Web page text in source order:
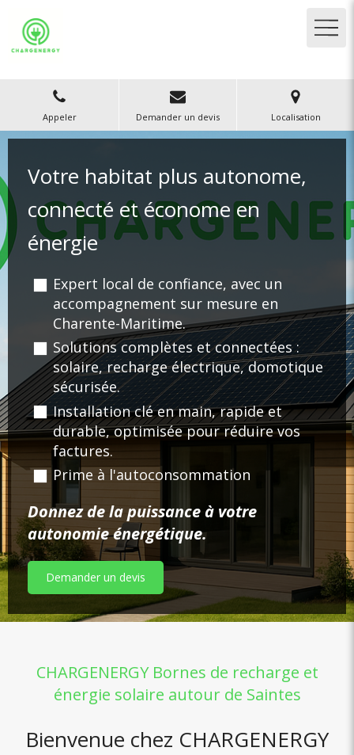
Appeler Demander un devis Localisation
Votre habitat plus autonome,
connecté et économe en
énergie
Expert local de confiance, avec un
accompagnement sur mesure en
Charente-Maritime.
Solutions complètes et connectées :
solaire, recharge électrique, domotique
sécurisée.
Installation clé en main, rapide et
durable, optimisée pour réduire vos
factures.
Prime à l'autoconsommation
Donnez de la puissance à votre
autonomie énergétique.
Demander un devis
CHARGENERGY Bornes de recharge et
énergie solaire autour de Saintes
Bienvenue chez CHARGENERGY